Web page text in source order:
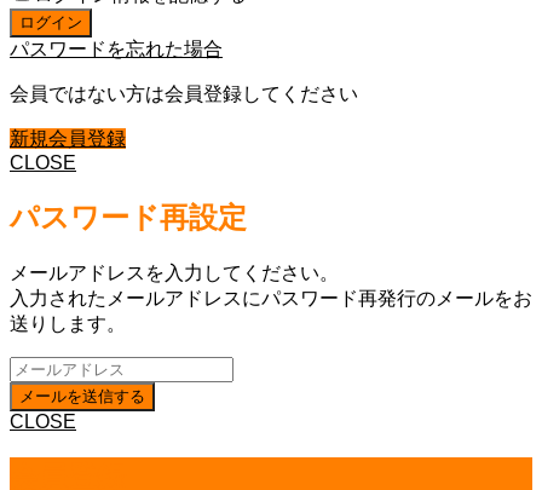
パスワードを忘れた場合
会員ではない方は会員登録してください
新規会員登録
CLOSE
パスワード再設定
メールアドレスを入力してください。
入力されたメールアドレスにパスワード再発行のメールをお
送りします。
CLOSE